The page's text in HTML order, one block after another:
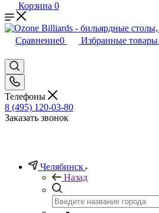
Корзина 0
Сравнение0 Избранные товары
Телефоны
8 (495) 120-03-80
Заказать звонок
Челябинск
Назад